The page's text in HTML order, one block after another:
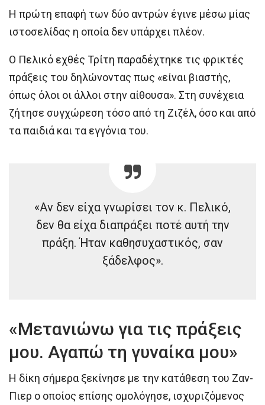
Η πρώτη επαφή των δύο αντρών έγινε μέσω μίας
ιστοσελίδας η οποία δεν υπάρχει πλέον.
Ο Πελικό εχθές Τρίτη παραδέχτηκε τις φρικτές
πράξεις του δηλώνοντας πως «είναι βιαστής,
όπως όλοι οι άλλοι στην αίθουσα». Στη συνέχεια
ζήτησε συγχώρεση τόσο από τη Ζιζέλ, όσο και από
τα παιδιά και τα εγγόνια του.
«Αν δεν είχα γνωρίσει τον κ. Πελικό,
δεν θα είχα διαπράξει ποτέ αυτή την
πράξη. Ήταν καθησυχαστικός, σαν
ξάδελφος».
«Μετανιώνω για τις πράξεις
μου. Αγαπώ τη γυναίκα μου»
Η δίκη σήμερα ξεκίνησε με την κατάθεση του Ζαν-
Πιερ ο οποίος επίσης ομολόγησε, ισχυριζόμενος